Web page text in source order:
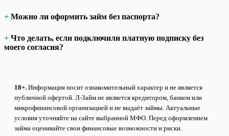
Можно ли оформить займ без паспорта?
Что делать, если подключили платную подписку без
моего согласия?
18+. Информация носит ознакомительный характер и не является
публичной офертой. Л-Займ не является кредитором, банком или
микрофинансовой организацией и не выдаёт займы. Актуальные
условия уточняйте на сайте выбранной МФО. Перед оформлением
займа оценивайте свои финансовые возможности и риски.